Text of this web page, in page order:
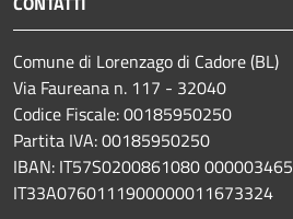
Comune di Lorenzago di Cadore (BL)
Via Faureana n. 117 - 32040
Codice Fiscale: 00185950250
Partita IVA: 00185950250
IBAN: IT57S0200861080 000003465
IT33A0760111900000011673324